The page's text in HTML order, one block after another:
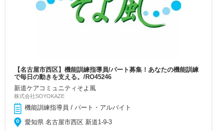
【名古屋市西区】機能訓練指導員/パート募集！あなたの機能訓練
で毎日の動きを支える。/RO45246
新道ケアコミュニティそよ風
株式会社SOYOKAZE
機能訓練指導員 / パート・アルバイト
愛知県 名古屋市西区 新道1-9-3